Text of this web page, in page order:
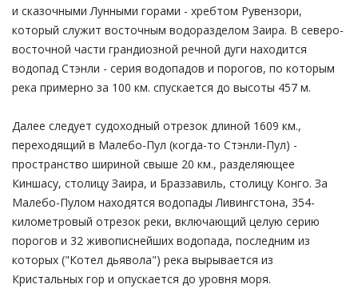
и сказочными Лунными горами - хребтом Рувензори,
который служит восточным водоразделом Заира. В северо-
восточной части грандиозной речной дуги находится
водопад Стэнли - серия водопадов и порогов, по которым
река примерно за 100 км. спускается до высоты 457 м.
Далее следует судоходный отрезок длиной 1609 км.,
переходящий в Малебо-Пул (когда-то Стэнли-Пул) -
пространство шириной свыше 20 км., разделяющее
Киншасу, столицу Заира, и Браззавиль, столицу Конго. За
Малебо-Пулом находятся водопады Ливингстона, 354-
километровый отрезок реки, включающий целую серию
порогов и 32 живописнейших водопада, последним из
которых ("Котел дьявола") река вырывается из
Кристальных гор и опускается до уровня моря.